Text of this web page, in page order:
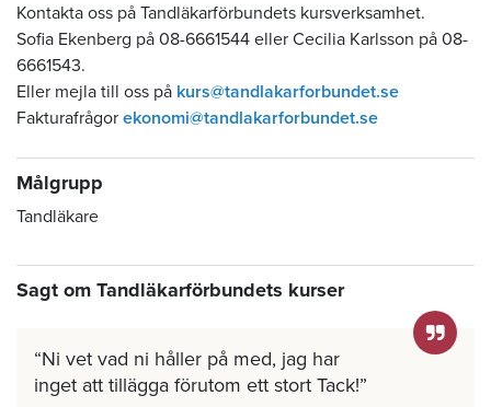
Kontakta oss på Tandläkarförbundets kursverksamhet.
Sofia Ekenberg på 08-6661544 eller Cecilia Karlsson på 08-
6661543.
Eller mejla till oss på kurs@tandlakarforbundet.se
Fakturafrågor ekonomi@tandlakarforbundet.se
Målgrupp
Tandläkare
Sagt om Tandläkarförbundets kurser
Ni vet vad ni håller på med, jag har
inget att tillägga förutom ett stort Tack!